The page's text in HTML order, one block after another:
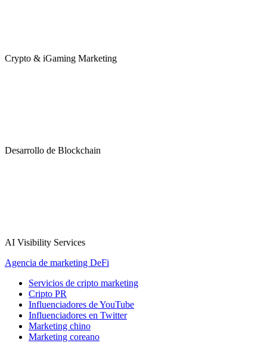
Crypto & iGaming Marketing
Desarrollo de Blockchain
AI Visibility Services
Agencia de marketing DeFi
Servicios de cripto marketing
Cripto PR
Influenciadores de YouTube
Influenciadores en Twitter
Marketing chino
Marketing coreano